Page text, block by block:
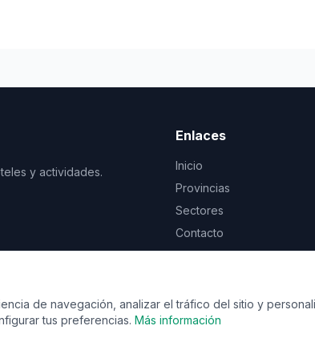
y actividades.
Enlaces
Inicio
Provincias
Sectores
Contacto
© 2026 Vente de viaje. Todos los derechos reservados.
de navegación, analizar el tráfico del sitio y
tus preferencias. Más información